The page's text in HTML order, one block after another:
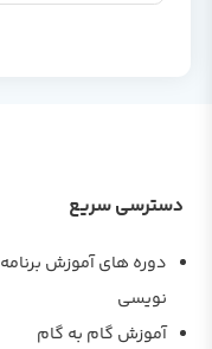
دسترسی سریع
دوره های آموزش برنامه
نویسی
آموزش گام به گام